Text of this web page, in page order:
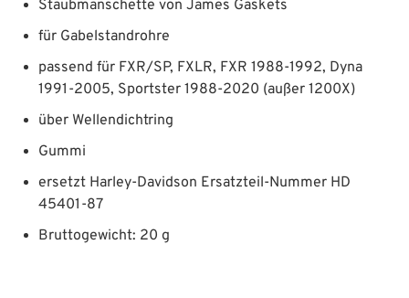
Staubmanschette von James Gaskets
für Gabelstandrohre
passend für FXR/SP, FXLR, FXR 1988-1992, Dyna
1991-2005, Sportster 1988-2020 (außer 1200X)
über Wellendichtring
Gummi
ersetzt Harley-Davidson Ersatzteil-Nummer HD
45401-87
Bruttogewicht: 20 g